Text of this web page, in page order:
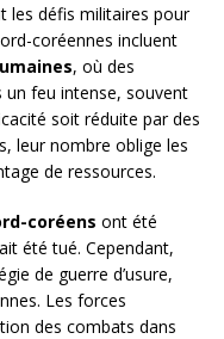
les défis militaires pour
coréennes incluent
, où des
un feu intense, souvent
soit réduite par des
leur nombre oblige les
de ressources.
coréens ont été
été tué. Cependant,
de guerre d’usure,
Les forces
des combats dans